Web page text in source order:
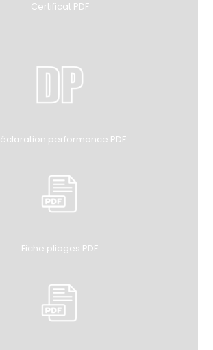
Certificat PDF
performance PDF
Fiche pliages PDF